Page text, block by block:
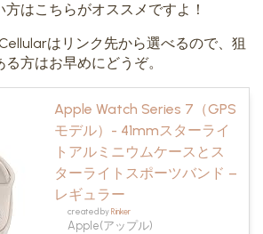
はこちらがオススメですよ！
はリンク先から選べるので、狙
方はお早めにどうぞ。
Apple Watch Series 7（GPS
モデル）- 41mmスターライ
トアルミニウムケースとス
ターライトスポーツバンド –
レギュラー
created byRinker
Apple(アップル)